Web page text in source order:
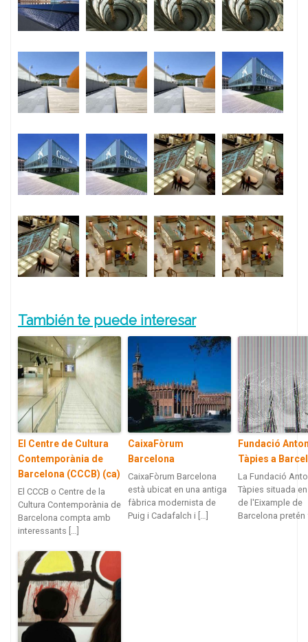
También te puede interesar
El Centre de Cultura
Contemporània de
Barcelona (CCCB) (ca)
El CCCB o Centre de la
Cultura Contemporània de
Barcelona compta amb
interessants […]
CaixaFòrum
Barcelona
CaixaFòrum Barcelona
està ubicat en una antiga
fàbrica modernista de
Puig i Cadafalch i […]
Fundació
Tàpies a
La Fundació
Tàpies situada
de l'Eixample de
Barcelona pretén